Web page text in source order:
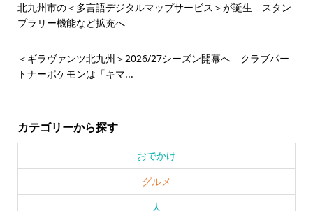
北九州市の＜多言語デジタルマップサービス＞が誕生 スタン
プラリー機能など拡充へ
＜ギラヴァンツ北九州＞2026/27シーズン開幕へ クラブパー
トナーポケモンは「キマ...
カテゴリーから探す
おでかけ
グルメ
人